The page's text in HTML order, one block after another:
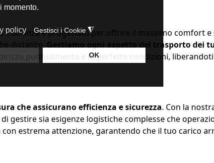
e Brianza è progettato per offrire il massimo comfort e
distanze. Gestiamo ogni aspetto del trasporto dei
puntualmente e in perfette condizioni,
che assicurano efficienza e sicurezza. Con la
gestire sia esigenze logistiche complesse che
estrema attenzione, garantendo che il tuo carico